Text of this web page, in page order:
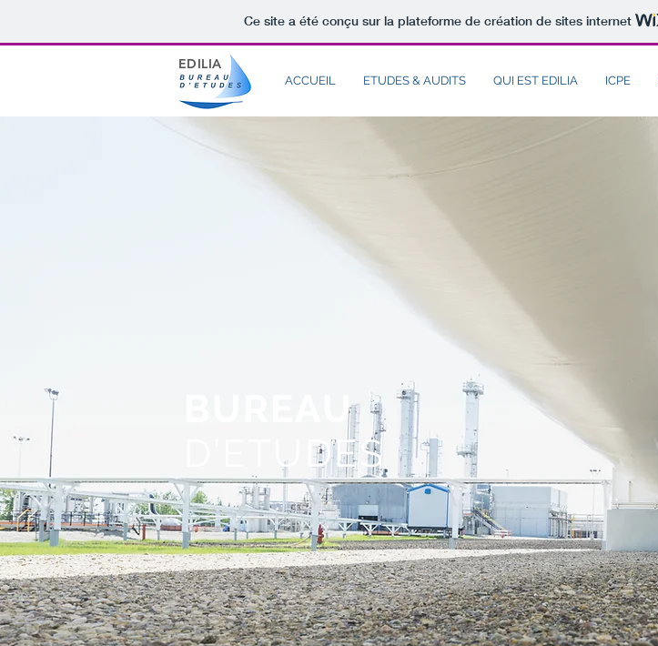
Ce site a été conçu sur la plateforme de création de sites internet
EDILIA
ACCUEIL ETUDES & AUDITS QUI EST EDILIA ICPE
BUREAU
D'ETUDES